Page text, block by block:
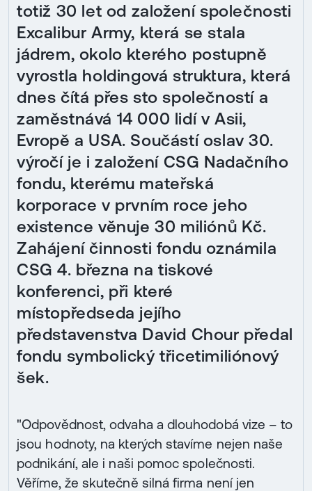
totiž 30 let od založení společnosti
Excalibur Army, která se stala
jádrem, okolo kterého postupně
vyrostla holdingová struktura, která
dnes čítá přes sto společností a
zaměstnává 14 000 lidí v Asii,
Evropě a USA. Součástí oslav 30.
výročí je i založení CSG Nadačního
fondu, kterému mateřská
korporace v prvním roce jeho
existence věnuje 30 miliónů Kč.
Zahájení činnosti fondu oznámila
CSG 4. března na tiskové
konferenci, při které
místopředseda jejího
představenstva David Chour předal
fondu symbolický třicetimiliónový
šek.
"Odpovědnost, odvaha a dlouhodobá vize – to
jsou hodnoty, na kterých stavíme nejen naše
podnikání, ale i naši pomoc společnosti.
Věříme, že skutečně silná firma není jen